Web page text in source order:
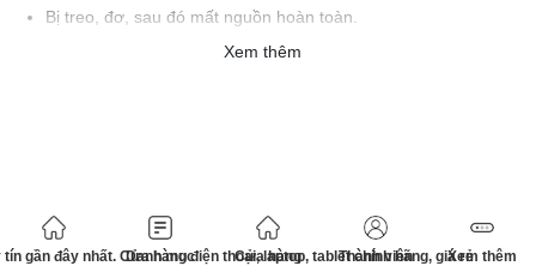
gần đây nhất. Cửa hàng điện thoại, laptop, tablet chính hãng, giá rẻ
Danh mục Cửa hàng Thành viên Xem thêm
Bị treo, đơ, sau đó mất nguồn hoàn toàn.
Có nhiều lý do dẫn đến lỗi nguồn, nhưng phổ biến nhất là do:
Xem thêm